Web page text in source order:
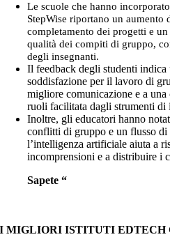
Le scuole che hanno
StepWise riportano un aumento
completamento dei progetti e
qualità dei compiti di gruppo,
degli insegnanti.
Il feedback degli studenti
soddisfazione per il lavoro di
migliore comunicazione e a
ruoli facilitata dagli strumenti di
Inoltre, gli educatori hanno
conflitti di gruppo e un flusso
l’intelligenza artificiale aiuta a
incomprensioni e a distribuire i
Sapete “
I MIGLIORI ISTITUTI EDTECH